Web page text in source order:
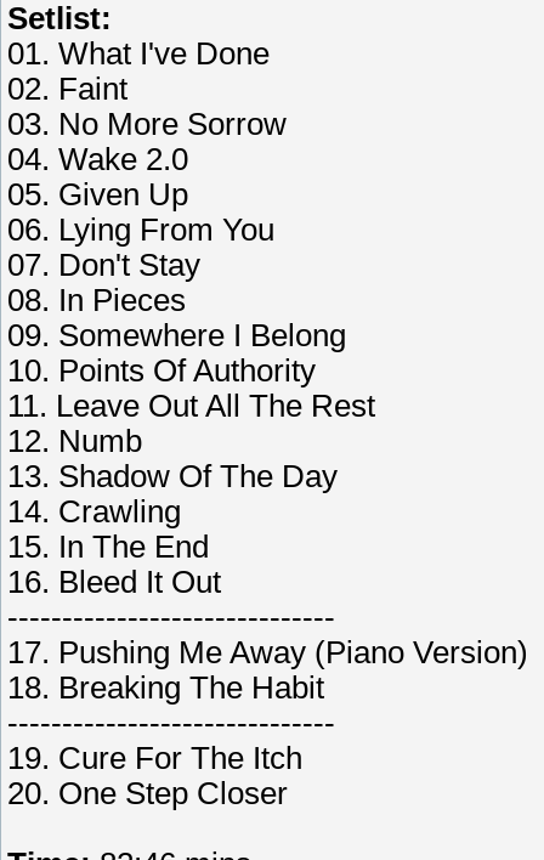
Setlist:
01. What I've Done
02. Faint
03. No More Sorrow
04. Wake 2.0
05. Given Up
06. Lying From You
07. Don't Stay
08. In Pieces
09. Somewhere I Belong
10. Points Of Authority
11. Leave Out All The Rest
12. Numb
13. Shadow Of The Day
14. Crawling
15. In The End
16. Bleed It Out
------------------------------
17. Pushing Me Away (Piano Version)
18. Breaking The Habit
------------------------------
19. Cure For The Itch
20. One Step Closer